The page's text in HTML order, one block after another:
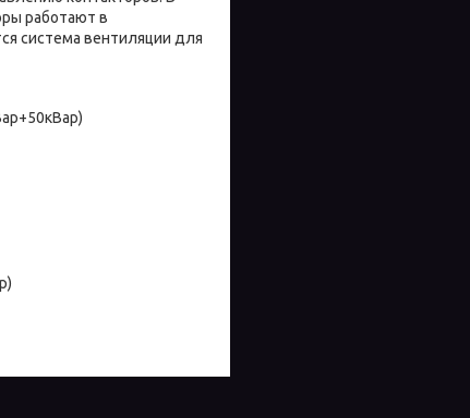
работают в
система вентиляции для